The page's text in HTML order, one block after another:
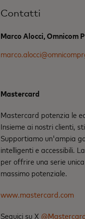
Contatti
Marco Alocci, Omnicom
Mastercard
Mastercard potenzia le
Insieme ai nostri clienti,
Supportiamo un'ampia
intelligenti e accessibili.
per offrire una serie
massimo potenziale.
www.mastercard.com
Seguici su X